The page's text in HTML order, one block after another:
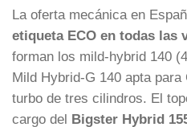
La oferta mecánica en
etiqueta ECO en todas las
forman los mild-hybrid 140
Mild Hybrid-G 140 apta para
turbo de tres cilindros. El
cargo del Bigster Hybrid